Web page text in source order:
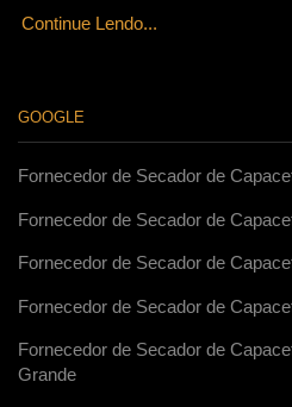
Continue Lendo...
GOOGLE
Fornecedor de Secador de
Fornecedor de Secador de
Fornecedor de Secador de
Fornecedor de Secador de
Fornecedor de Secador de
Grande